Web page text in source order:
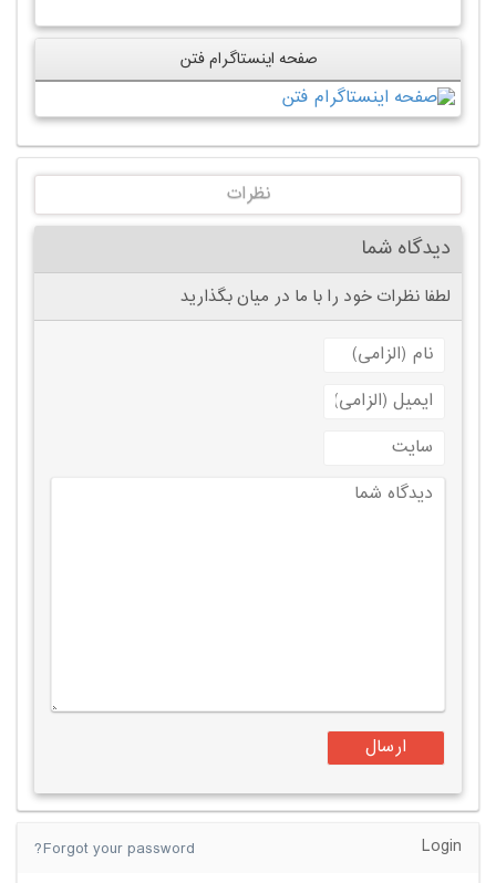
صفحه اینستاگرام فتن
نظرات
دیدگاه شما
لطفا نظرات خود را با ما در میان بگذارید
Login
Forgot your password?